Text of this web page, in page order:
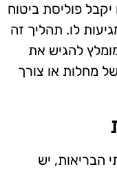
פוליסת ביטוח
לו. תהליך זה
להגיש את
מחלות או צורך
הבריאות, יש